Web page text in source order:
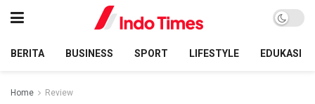
BERITA BUSINESS SPORT LIFESTYLE EDUKASI
Home Review